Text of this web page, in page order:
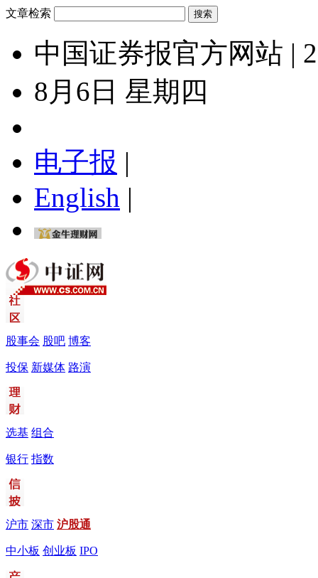
文章检索
中国证券报官方网站 |
8月6日 星期四
电子报 |
English |
股事会 股吧 博客
投保 新媒体 路演
选基 组合
银行 指数
沪市 深市 沪股通
中小板 创业板 IPO